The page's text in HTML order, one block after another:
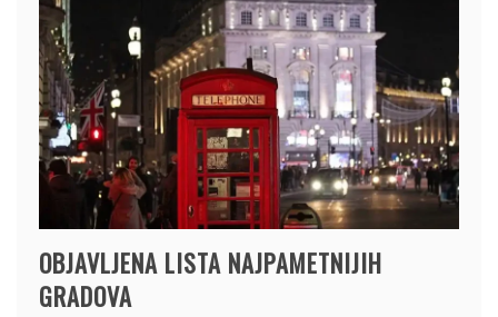
OBJAVLJENA LISTA NAJPAMETNIJIH
GRADOVA